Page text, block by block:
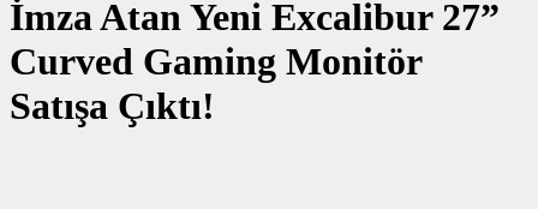
İmza Atan Yeni Excalibur 27”
Curved Gaming Monitör
Satışa Çıktı!